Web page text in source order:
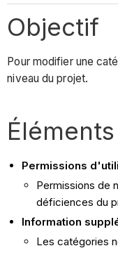
Objectif
Pour modifier une
niveau du projet.
Permissions
Permissions de
déficiences du
Information
Les catégories